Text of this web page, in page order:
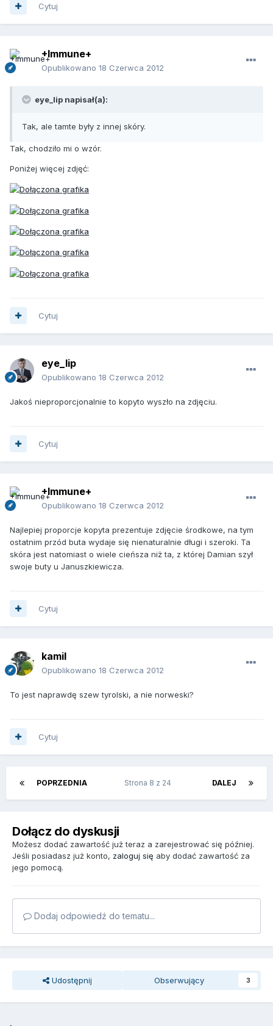
Cytuj
+Immune+
Opublikowano 18 Czerwca 2012
eye_lip napisał(a):
Tak, ale tamte były z innej skóry.
Tak, chodziło mi o wzór.
Poniżej więcej zdjęć:
Cytuj
eye_lip
Opublikowano 18 Czerwca 2012
Jakoś nieproporcjonalnie to kopyto wyszło na zdjęciu.
Cytuj
+Immune+
Opublikowano 18 Czerwca 2012
Najlepiej proporcje kopyta prezentuje zdjęcie środkowe, na tym
ostatnim przód buta wydaje się nienaturalnie długi i szeroki. Ta
skóra jest natomiast o wiele cieńsza niż ta, z której Damian szył
swoje buty u Januszkiewicza.
Cytuj
kamil
Opublikowano 18 Czerwca 2012
To jest naprawdę szew tyrolski, a nie norweski?
Cytuj
POPRZEDNIA DALEJ
Strona 8 z 24
Dołącz do dyskusji
Możesz dodać zawartość już teraz a zarejestrować się później.
Jeśli posiadasz już konto, zaloguj się aby dodać zawartość za
jego pomocą.
Dodaj odpowiedź do tematu...
Udostępnij Obserwujący 3